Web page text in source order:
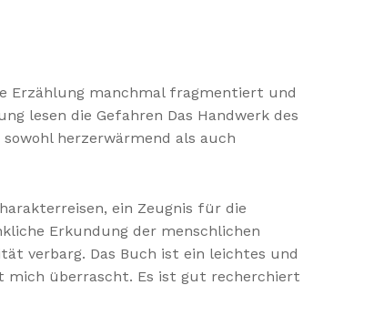
Erzählung manchmal fragmentiert und
lesen die Gefahren Das Handwerk des
herzerwärmend als auch
ein Zeugnis für die
Erkundung der menschlichen
verbarg. Das Buch ist ein leichtes und
mich überrascht. Es ist gut recherchiert